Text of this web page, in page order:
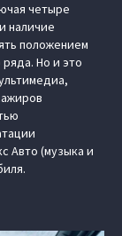
четыре
наличие
положением
Но и это
Авто (музыка и